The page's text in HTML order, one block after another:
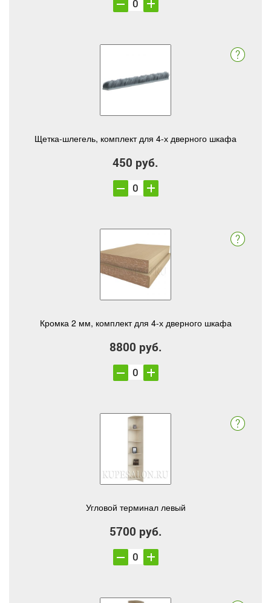
Щетка-шлегель, комплект для 4-х дверного шкафа
450 руб.
Кромка 2 мм, комплект для 4-х дверного шкафа
8800 руб.
Угловой терминал левый
5700 руб.